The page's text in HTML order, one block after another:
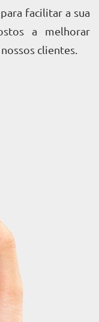
facilitar a sua
a melhorar
clientes.